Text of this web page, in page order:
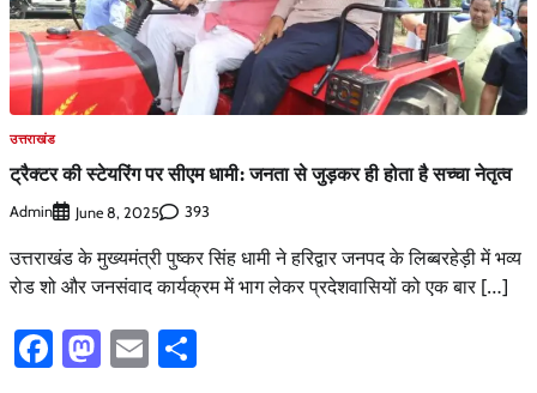
उत्तराखंड
ट्रैक्टर की स्टेयरिंग पर सीएम धामी: जनता से जुड़कर ही होता है सच्चा नेतृत्व
Admin June 8, 2025 393
उत्तराखंड के मुख्यमंत्री पुष्कर सिंह धामी ने हरिद्वार जनपद के लिब्बरहेड़ी में भव्य
रोड शो और जनसंवाद कार्यक्रम में भाग लेकर प्रदेशवासियों को एक बार […]
Facebook
Mastodon
Email